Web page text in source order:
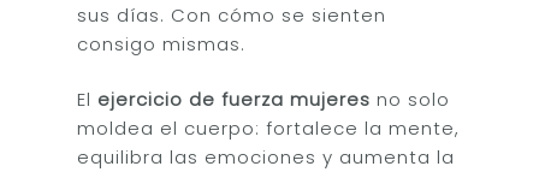
sus días. Con cómo se sienten
consigo mismas.
El ejercicio de fuerza mujeres no solo
moldea el cuerpo: fortalece la mente,
equilibra las emociones y aumenta la